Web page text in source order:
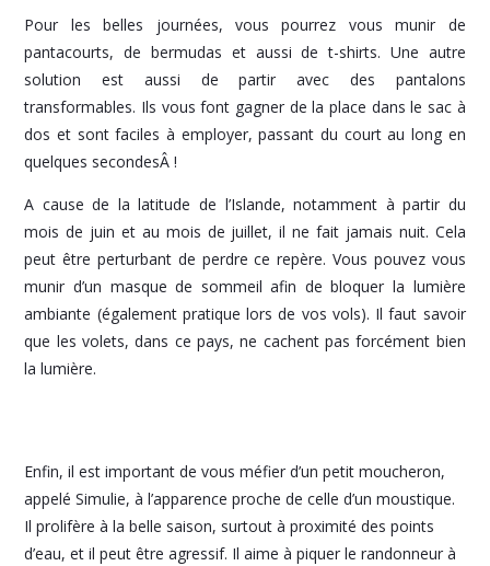
Pour les belles journées, vous pourrez vous munir de
pantacourts, de bermudas et aussi de t-shirts. Une autre
solution est aussi de partir avec des pantalons
transformables. Ils vous font gagner de la place dans le sac à
dos et sont faciles à employer, passant du court au long en
quelques secondesÂ !
A cause de la latitude de l’Islande, notamment à partir du
mois de juin et au mois de juillet, il ne fait jamais nuit. Cela
peut être perturbant de perdre ce repère. Vous pouvez vous
munir d’un masque de sommeil afin de bloquer la lumière
ambiante (également pratique lors de vos vols). Il faut savoir
que les volets, dans ce pays, ne cachent pas forcément bien
la lumière.
Enfin, il est important de vous méfier d’un petit moucheron,
appelé Simulie, à l’apparence proche de celle d’un moustique.
Il prolifère à la belle saison, surtout à proximité des points
d’eau, et il peut être agressif. Il aime à piquer le randonneur à